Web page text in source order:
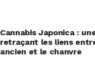
Cannabis Japonica :
retraçant les liens
ancien et le chanvre